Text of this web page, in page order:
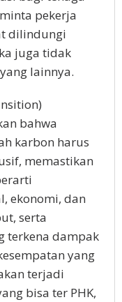
pekerja
dilindungi
juga tidak
lainnya.
bahwa
karbon harus
memastikan
ekonomi, dan
serta
terkena dampak
yang
terjadi
bisa ter PHK,